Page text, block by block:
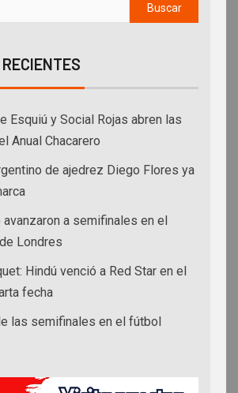
Esquiú y Social Rojas abren las
Anual Chacarero
de ajedrez Diego Flores ya
a semifinales en el
Londres
Hindú venció a Red Star en el
fecha
las semifinales en el fútbol